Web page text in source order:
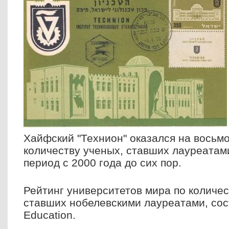
Хайфский "Технион" оказался на
количеству ученых, ставших
период с 2000 года до сих пор.
Рейтинг университетов мира по
ставших нобелевскими лауреатами,
Education.